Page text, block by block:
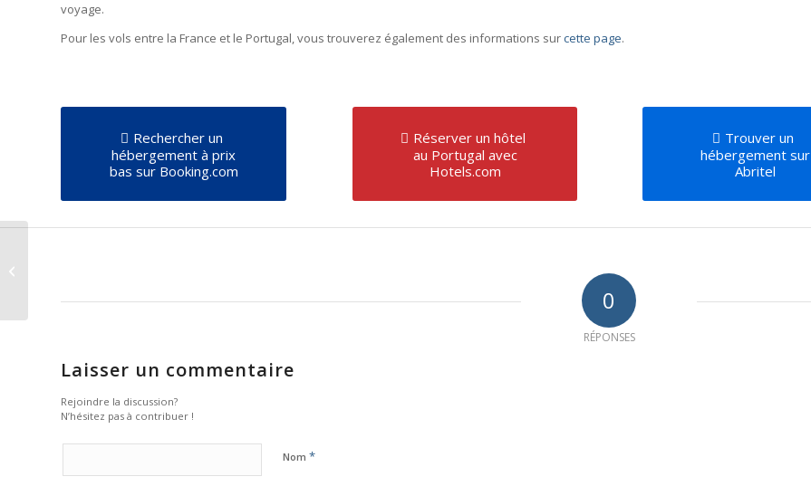
voyage.
Pour les vols entre la France et le Portugal, vous trouverez également des informations surcette page.
Rechercher un
hébergement à prix
bas sur Booking.com
Réserver un hôtel
au Portugal avec
Hotels.com
Trouver un
hébergement sur
Abritel
0
RÉPONSES
Laisser un commentaire
Rejoindre la discussion?
N’hésitez pas à contribuer !
Nom *